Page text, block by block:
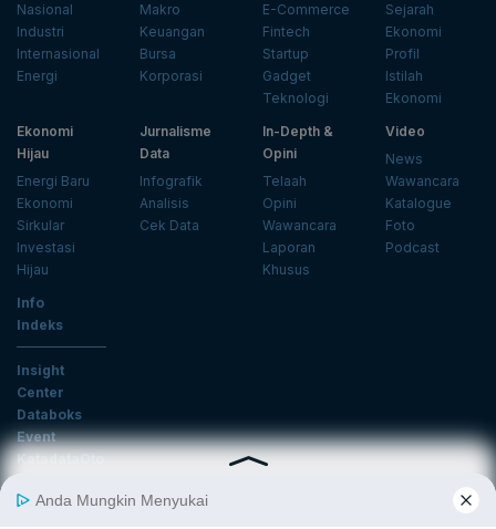
Nasional
Industri
Internasional
Energi
Makro
Keuangan
Bursa
Korporasi
E-Commerce
Fintech
Startup
Gadget
Teknologi
Sejarah
Ekonomi
Profil
Istilah
Ekonomi
Ekonomi
Hijau
Energi Baru
Ekonomi
Sirkular
Investasi
Hijau
Jurnalisme
Data
Infografik
Analisis
Cek Data
In-Depth &
Opini
Telaah
Opini
Wawancara
Laporan
Khusus
Video
News
Wawancara
Katalogue
Foto
Podcast
Info
Indeks
Insight
Center
Databoks
Event
KatadataOto